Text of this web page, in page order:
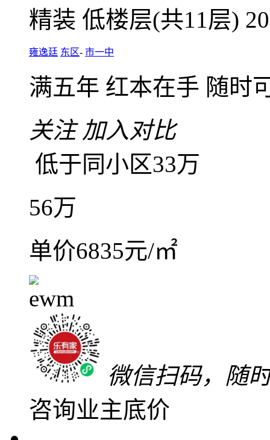
事，用心只为您顺心
业主诚心出售
2室2厅2卫朝东 建筑面
精装
满五年 红本在手
关注
低于同小区33万
56万
单价6835元/㎡